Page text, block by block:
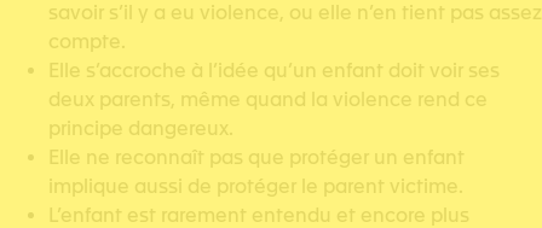
savoir s’il y a eu violence, ou elle n’en tient pas assez
compte.
Elle s’accroche à l’idée qu’un enfant doit voir ses
deux parents, même quand la violence rend ce
principe dangereux.
Elle ne reconnaît pas que protéger un enfant
implique aussi de protéger le parent victime.
L’enfant est rarement entendu et encore plus